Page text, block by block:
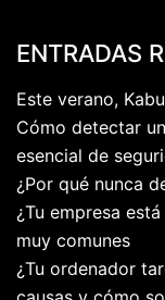
ENTRADAS
Este verano,
Cómo detectar
esencial de
¿Por qué nunca
¿Tu empresa
muy comunes
¿Tu ordenador